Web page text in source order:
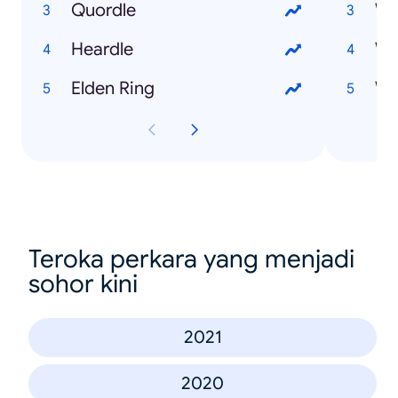
Quordle
Heardle
Elden Ring
Teroka perkara yang menjadi
sohor kini
2021
2020